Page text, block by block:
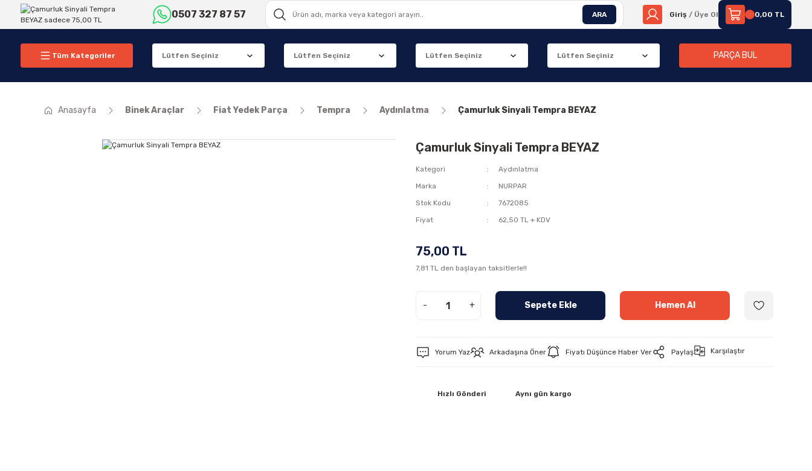
0507 327 87 57 ARA Giriş / Üye Ol 0,00 TL
Tüm Kategoriler PARÇA BUL
Anasayfa Binek Araçlar Fiat Yedek Parça Tempra Aydınlatma Çamurluk Sinyali Tempra BEYAZ
Çamurluk Sinyali Tempra BEYAZ
Kategori
Aydınlatma
Marka
NURPAR
Stok Kodu
7672085
Fiyat
62,50 TL + KDV
75,00 TL
7,81 TL den başlayan taksitlerle!!
- + Sepete Ekle Hemen Al
Yorum Yaz Arkadaşına Öner Fiyatı Düşünce Haber Ver Paylaş Karşılaştır
Hızlı Gönderi Aynı gün kargo